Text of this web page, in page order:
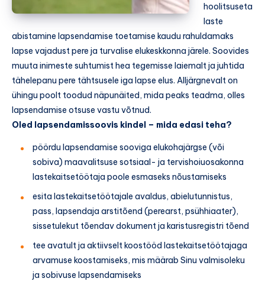
hoolitsuseta
laste
abistamine lapsendamise toetamise kaudu rahuldamaks
lapse vajadust pere ja turvalise elukeskkonna järele. Soovides
muuta inimeste suhtumist hea tegemisse laiemalt ja juhtida
tähelepanu pere tähtsusele iga lapse elus. Alljärgnevalt on
ühingu poolt toodud näpunäited, mida peaks teadma, olles
lapsendamise otsuse vastu võtnud.
Oled lapsendamissoovis kindel – mida edasi teha?
pöördu lapsendamise sooviga elukohajärgse (või
sobiva) maavalitsuse sotsiaal- ja tervishoiuosakonna
lastekaitsetöötaja poole esmaseks nõustamiseks
esita lastekaitsetöötajale avaldus, abielutunnistus,
pass, lapsendaja arstitõend (perearst, psühhiaater),
sissetulekut tõendav dokument ja karistusregistri tõend
tee avatult ja aktiivselt koostööd lastekaitsetöötajaga
arvamuse koostamiseks, mis määrab Sinu valmisoleku
ja sobivuse lapsendamiseks